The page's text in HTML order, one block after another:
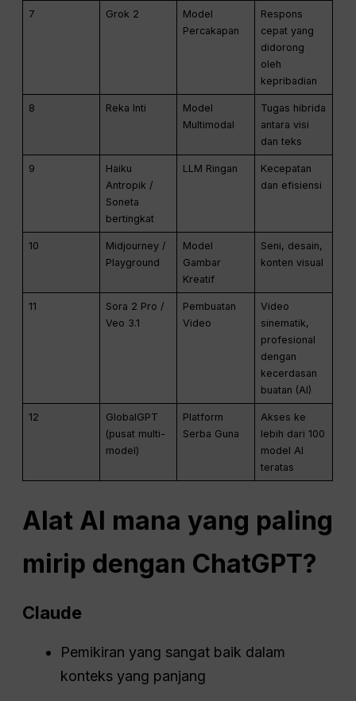
7 Grok 2
Model
Percakapan
Respons
cepat yang
didorong
oleh
kepribadian
8 Reka Inti
Model
Multimodal
Tugas hibrida
antara visi
dan teks
9
Haiku
Antropik /
Soneta
bertingkat
LLM Ringan
Kecepatan
dan efisiensi
10
Midjourney /
Playground
Model
Gambar
Kreatif
Seni, desain,
konten visual
11
Sora 2 Pro /
Veo 3.1
Pembuatan
Video
Video
sinematik,
profesional
dengan
kecerdasan
buatan (AI)
12
GlobalGPT
(pusat multi-
model)
Platform
Serba Guna
Akses ke
lebih dari 100
model AI
teratas
Alat AI mana yang paling
mirip dengan ChatGPT?
Claude
Pemikiran yang sangat baik dalam
konteks yang panjang